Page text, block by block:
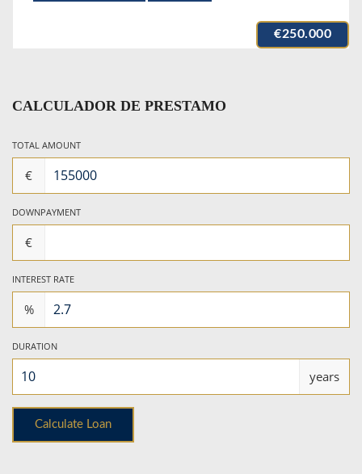
€250.000
CALCULADOR DE PRESTAMO
TOTAL AMOUNT
€
DOWNPAYMENT
€
INTEREST RATE
%
DURATION
years